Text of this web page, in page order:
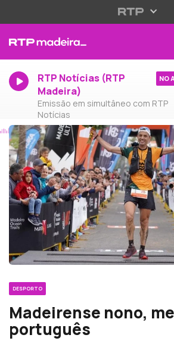
RTP Notícias (RTP
Madeira)
Emissão em simultâneo com RTP
Notícias
NO
DESPORTO
Madeirense nono,
português